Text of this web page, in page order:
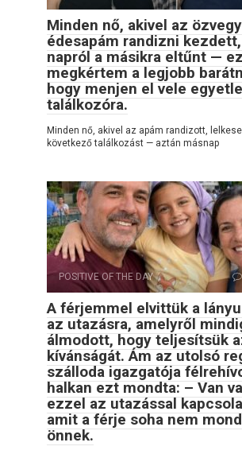
Minden nő, akivel az özvegy
édesapám randizni
napról a másikra eltűnt —
megkértem a legjobb
hogy menjen el vele
találkozóra.
Minden nő, akivel az apám randizott,
következő találkozást — aztán másnap
POSITIVE OF THE DAY
A férjemmel elvittük a
az utazásra, amelyről
álmodott, hogy teljesítsük
kívánságát. Ám az utolsó
szálloda igazgatója
halkan ezt mondta: – Van
ezzel az utazással
amit a férje soha nem
önnek.